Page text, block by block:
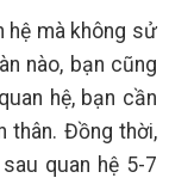
hệ mà không sử
nào, bạn cũng
hệ, bạn cần
thân. Đồng thời,
quan hệ 5-7